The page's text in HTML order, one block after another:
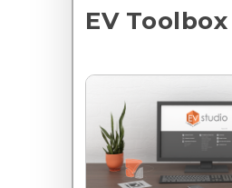
EV Toolbox